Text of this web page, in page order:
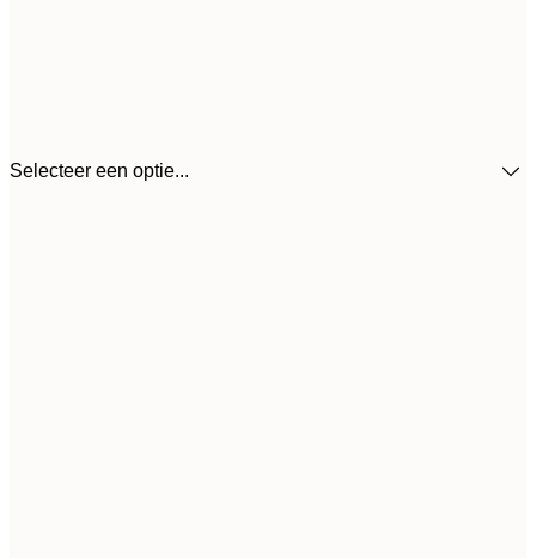
Selecteer een optie...